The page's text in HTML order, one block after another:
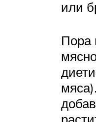
или
Пора